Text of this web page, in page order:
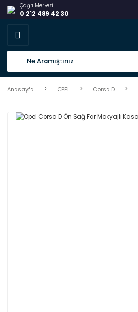
Çağrı Merkezi
0 212 489 42 30
Anasayfa OPEL Corsa D